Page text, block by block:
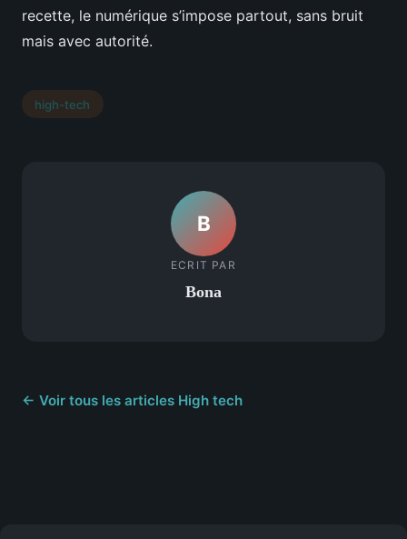
recette, le numérique s’impose partout, sans bruit
mais avec autorité.
high-tech
B
ECRIT PAR
Bona
← Voir tous les articles High tech